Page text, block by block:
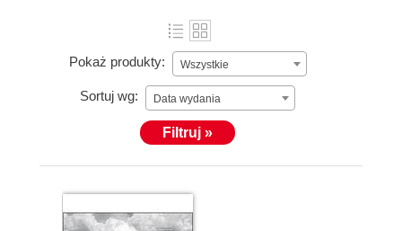
Pokaż produkty: Wszystkie
Sortuj wg: Data wydania
Filtruj »